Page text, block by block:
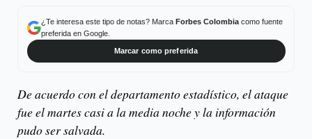
¿Te interesa este tipo de notas? Marca Forbes Colombiacomo fuente
preferida en Google.
Marcar como preferida
De acuerdo con el departamento estadístico, el ataque
fue el martes casi a la media noche y la información
pudo ser salvada.